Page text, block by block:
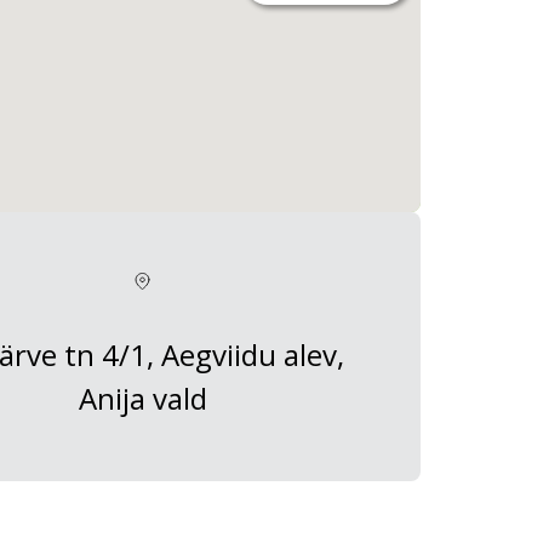
tn 4/1, Aegviidu alev,
Anija vald